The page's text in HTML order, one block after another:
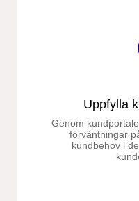
Uppfylla
Genom
förväntningar
kundbehov i